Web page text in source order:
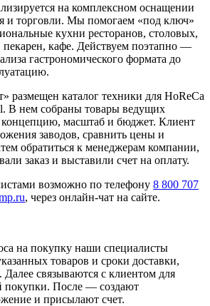
на комплексном оснащении
и торговли. Мы помогаем «под ключ»
кухни ресторанов, столовых,
кафе. Действуем поэтапно —
гастрономического формата до
размещен каталог техники для HoReCa
В нем собраны товары ведущих
масштаб и бюджет. Клиент
заводов, сравнить цены и
обратиться к менеджерам компании,
заказ и выставили счет на оплату.
возможно по телефону 8 800 707
, через онлайн-чат на сайте.
на покупку наши специалисты
товаров и сроки доставки,
связываются с клиентом для
покупки. После — создают
и присылают счет.